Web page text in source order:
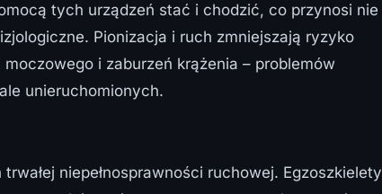
tych urządzeń stać i chodzić, co przynosi nie
Pionizacja i ruch zmniejszają ryzyko
i zaburzeń krążenia – problemów
unieruchomionych.
niepełnosprawności ruchowej. Egzoszkielety